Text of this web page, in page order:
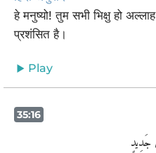
हे मनुष्यो! तुम सभी भिक्षु हो
प्रशंसित है।
Play
35:16